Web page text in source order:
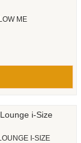
ME
I-SIZE